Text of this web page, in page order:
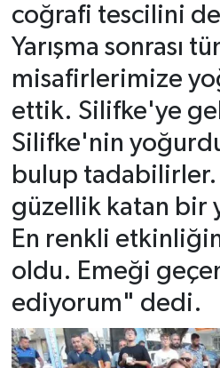
coğrafi tescilini de
Yarışma sonrası
misafirlerimize
ettik. Silifke'ye
Silifke'nin
bulup
güzellik katan bir
En renkli
oldu. Emeği
ediyorum" dedi.